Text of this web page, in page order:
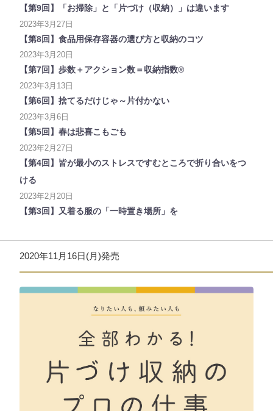
【第9回】「お掃除」と「片づけ（収納）」は違います
2023年3月27日
【第8回】食品用保存容器の選び方と収納のコツ
2023年3月20日
【第7回】歩数＋アクション数＝収納指数®
2023年3月13日
【第6回】捨てるだけじゃ～片付かない
2023年3月6日
【第5回】春は悲喜こもごも
2023年2月27日
【第4回】皆が最小のストレスですむところで折り合いをつ
ける
2023年2月20日
【第3回】又着る服の「一時置き場所」を
2020年11月16日(月)発売